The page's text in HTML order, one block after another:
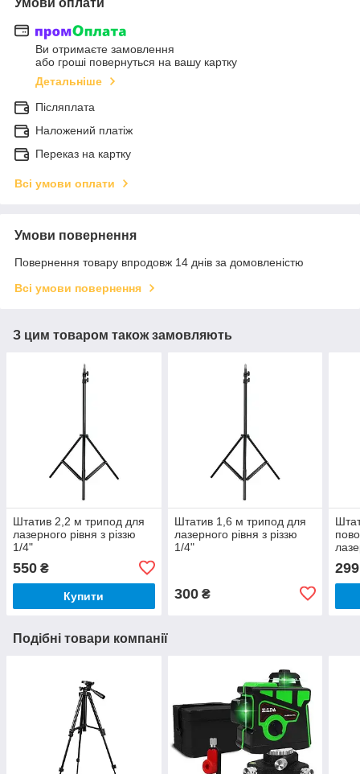
Ви отримаєте замовлення
або гроші повернуться на вашу картку
Детальніше
Післяплата
Наложений платіж
Переказ на картку
Всі умови оплати
Умови повернення
Повернення товару впродовж 14 днів за домовленістю
Всі умови повернення
З цим товаром також замовляють
Штатив 2,2 м трипод для
лазерного рівня з різзю
1/4"
550 ₴
Купити
Штатив 1,6 м трипод для
лазерного рівня з різзю
1/4"
300₴
299
Подібні товари компанії